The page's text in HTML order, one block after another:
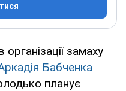
замаху
Бабченка
планує